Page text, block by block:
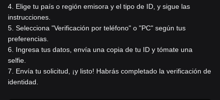
4 Elige tu país o región emisora y el tipo de ID, y sigue las
instrucciones.
5 Selecciona "Verificación por teléfono" o "PC" según tus
preferencias.
6
Ingresa tus datos, envía una copia de tu ID y tómate una
selfie.
7
Envía tu solicitud, ¡y listo! Habrás completado la verificación de
identidad.